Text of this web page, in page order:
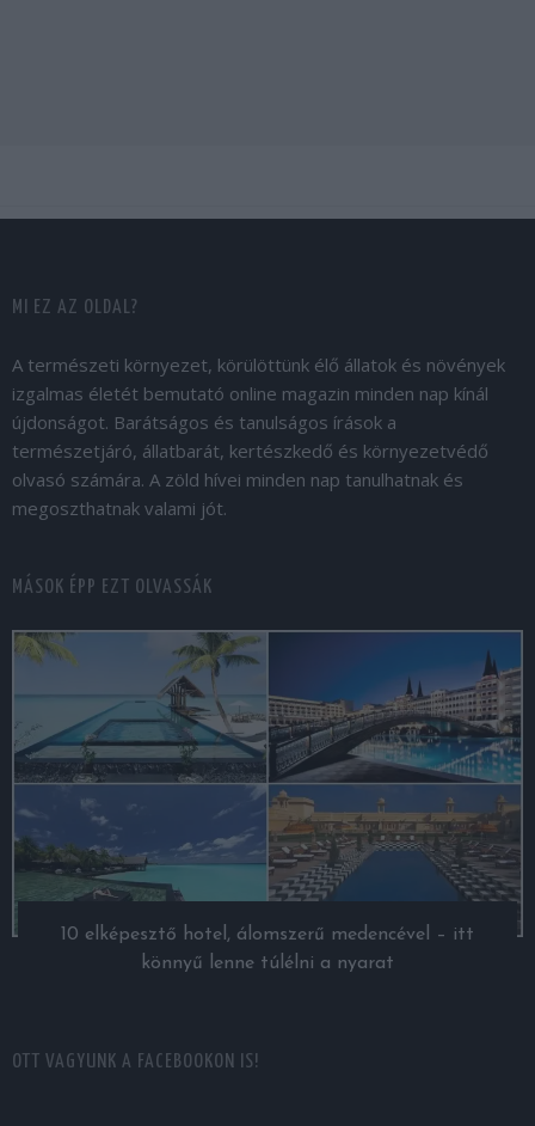
MI EZ AZ OLDAL?
A természeti környezet, körülöttünk élő állatok és növények
izgalmas életét bemutató online magazin minden nap kínál
újdonságot. Barátságos és tanulságos írások a
természetjáró, állatbarát, kertészkedő és környezetvédő
olvasó számára. A zöld hívei minden nap tanulhatnak és
megoszthatnak valami jót.
MÁSOK ÉPP EZT OLVASSÁK
10 elképesztő hotel, álomszerű medencével – itt
könnyű lenne túlélni a nyarat
OTT VAGYUNK A FACEBOOKON IS!